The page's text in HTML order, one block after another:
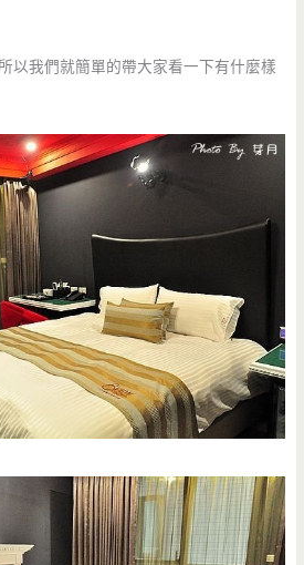
以我們就簡單的帶大家看一下有什麼樣